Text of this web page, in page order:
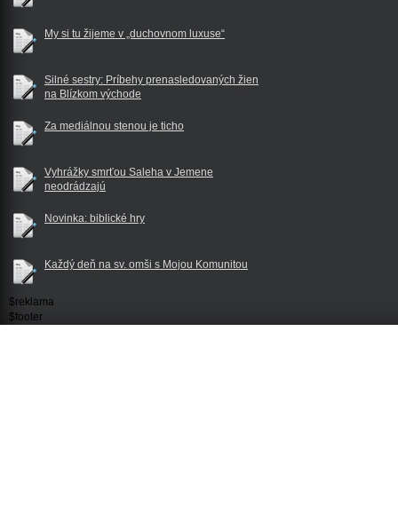
My si tu žijeme v „duchovnom luxuse“
Silné sestry: Príbehy prenasledovaných žien
na Blízkom východe
Za mediálnou stenou je ticho
Vyhrážky smrťou Saleha v Jemene
neodrádzajú
Novinka: biblické hry
Každý deň na sv. omši s Mojou Komunitou
$reklama
$footer